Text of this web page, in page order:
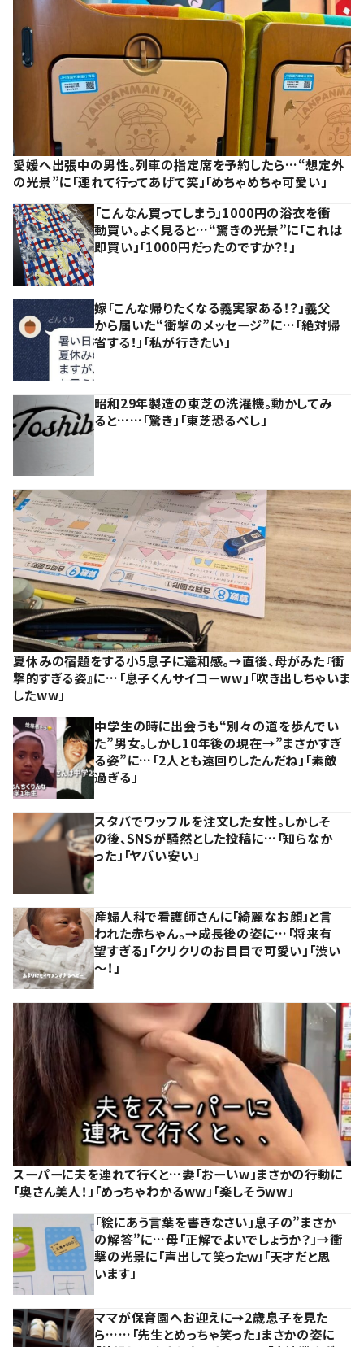
愛媛へ出張中の男性。列車の指定席を予約したら…“想定外
の光景”に「連れて行ってあげて笑」「めちゃめちゃ可愛い」
「こんなん買ってしまう」1000円の浴衣を衝
動買い。よく見ると…“驚きの光景”に「これは
即買い」「1000円だったのですか？！」
嫁「こんな帰りたくなる義実家ある！？」義父
から届いた“衝撃のメッセージ”に…「絶対帰
省する！」「私が行きたい」
昭和29年製造の東芝の洗濯機。動かしてみ
ると……「驚き」「東芝恐るべし」
夏休みの宿題をする小5息子に違和感。→直後、母がみた『衝
撃的すぎる姿』に…「息子くんサイコーww」「吹き出しちゃいま
したww」
中学生の時に出会うも“別々の道を歩んでい
た”男女。しかし10年後の現在→”まさかすぎ
る姿”に…「2人とも遠回りしたんだね」「素敵
過ぎる」
スタバでワッフルを注文した女性。しかしそ
の後、SNSが騒然とした投稿に…「知らなか
った」「ヤバい安い」
産婦人科で看護師さんに「綺麗なお顔」と言
われた赤ちゃん。→成長後の姿に…「将来有
望すぎる」「クリクリのお目目で可愛い」「渋い
～！」
スーパーに夫を連れて行くと…妻「おーいw」まさかの行動に
「奥さん美人！」「めっちゃわかるww」「楽しそうww」
「絵にあう言葉を書きなさい」息子の”まさか
の解答”に…母「正解でよいでしょうか？」→衝
撃の光景に「声出して笑ったｗ」「天才だと思
います」
ママが保育園へお迎えに→2歳息子を見た
ら……「先生とめっちゃ笑った」まさかの姿に